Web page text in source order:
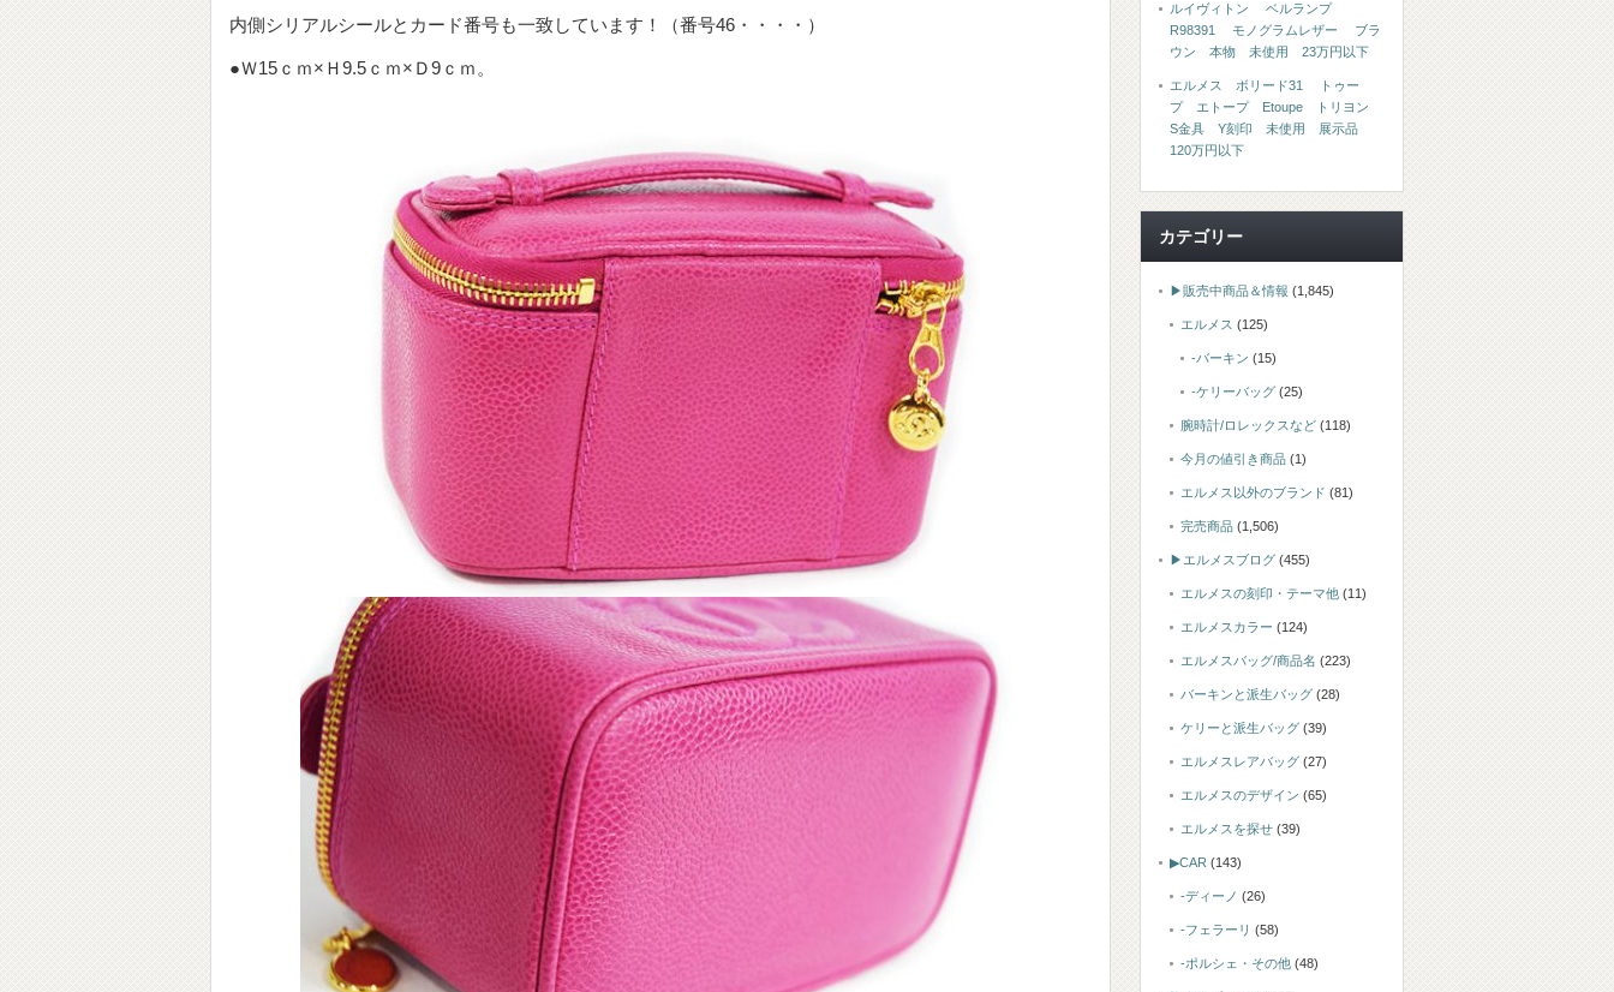
内側シリアルシールとカード番号も一致しています！（番号46・・・・）
●Ｗ15ｃｍ×Ｈ9.5ｃｍ×Ｄ9ｃｍ。
ルイヴィトン ベルランプ
R98391 モノグラムレザー ブラ
ウン 本物 未使用 23万円以下
エルメス ボリード31 トゥー
プ エトープ Etoupe トリヨン
S金具 Y刻印 未使用 展示品
120万円以下
カテゴリー
▶販売中商品＆情報 (1,845)
エルメス (125)
-バーキン (15)
-ケリーバッグ (25)
腕時計/ロレックスなど (118)
今月の値引き商品 (1)
エルメス以外のブランド (81)
完売商品 (1,506)
▶エルメスブログ (455)
エルメスの刻印・テーマ他 (11)
エルメスカラー (124)
エルメスバッグ/商品名 (223)
バーキンと派生バッグ (28)
ケリーと派生バッグ (39)
エルメスレアバッグ (27)
エルメスのデザイン (65)
エルメスを探せ (39)
▶CAR (143)
-ディーノ (26)
-フェラーリ (58)
-ポルシェ・その他 (48)